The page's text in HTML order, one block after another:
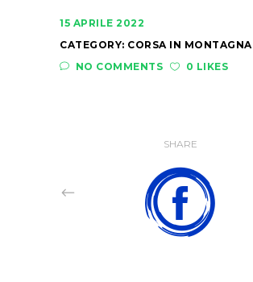
15 APRILE 2022
CATEGORY: CORSA IN MONTAGNA
NO COMMENTS
0 LIKES
SHARE